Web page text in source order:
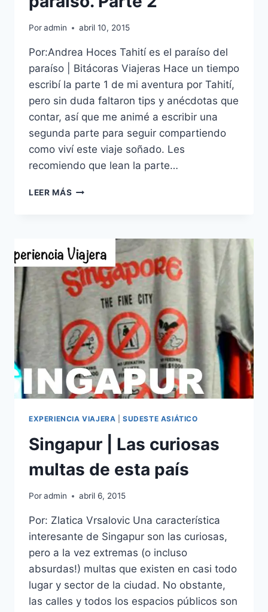
Poradmin abril 10, 2015
Por:Andrea Hoces Tahití es el paraíso del
paraíso | Bitácoras Viajeras Hace un tiempo
escribí la parte 1 de mi aventura por Tahití,
pero sin duda faltaron tips y anécdotas que
contar, así que me animé a escribir una
segunda parte para seguir compartiendo
como viví este viaje soñado. Les
recomiendo que lean la parte…
LEER MÁS TAHITÍ
PARAÍSO.
PARTE
2
EXPERIENCIA VIAJERA |SUDESTE ASIÁTICO
Singapur | Las curiosas
multas de esta país
Poradmin abril 6, 2015
Por: Zlatica Vrsalovic Una característica
interesante de Singapur son las curiosas,
pero a la vez extremas (o incluso
absurdas!) multas que existen en casi todo
lugar y sector de la ciudad. No obstante,
las calles y todos los espacios públicos son